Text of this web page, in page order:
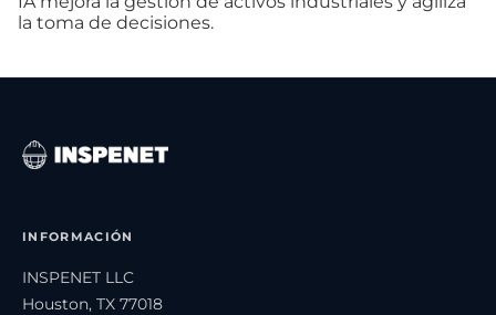
la toma de decisiones.
INFORMACIÓN
INSPENET LLC
Houston, TX 77018